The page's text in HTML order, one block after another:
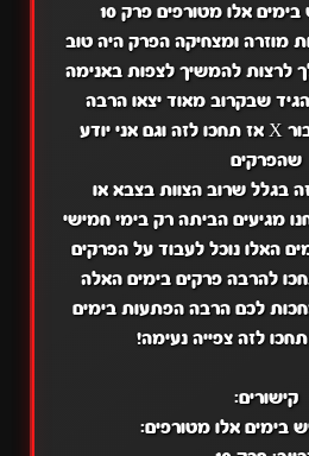
אלו מטורפים פרק 10
מוזרה ומצחיקה הפרק היה טוב
לרצות להמשיך לצפות באנימה
שבקרוב מאוד יצאו הרבה
פרקים של להיות גיבור X אז תחכו לזה וגם אני יודע
שהפרקים
בגלל שרוב הצוות בצבא או
מגיעים הביתה רק בימי חמישי
האלו נוכל לעבוד על הפרקים
להרבה פרקים בימים האלה
לכם הרבה הפתעות בימים
לזה צפייה נעימה!
קישורים:
בימים אלו מטורפים: